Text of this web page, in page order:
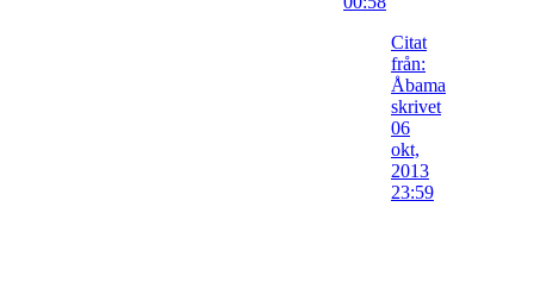
Citat
från:
Åbama
skrivet
06
okt,
2013
23:59